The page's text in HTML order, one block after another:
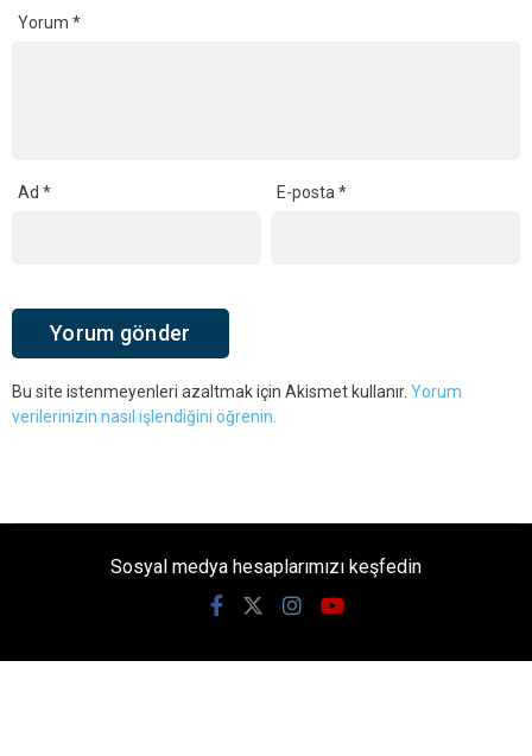
Yorum *
Ad * E-posta*
Bu site istenmeyenleri azaltmak için Akismet kullanır. Yorum
verilerinizin nasıl işlendiğini öğrenin.
Sosyal medya hesaplarımızı keşfedin